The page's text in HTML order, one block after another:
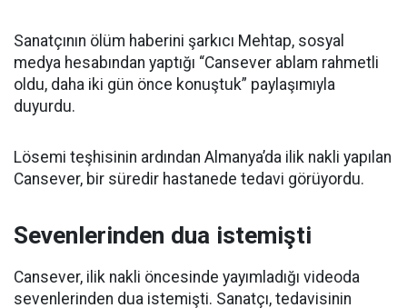
Sanatçının ölüm haberini şarkıcı Mehtap, sosyal
medya hesabından yaptığı “Cansever ablam rahmetli
oldu, daha iki gün önce konuştuk” paylaşımıyla
duyurdu.
Lösemi teşhisinin ardından Almanya’da ilik nakli yapılan
Cansever, bir süredir hastanede tedavi görüyordu.
Sevenlerinden dua istemişti
Cansever, ilik nakli öncesinde yayımladığı videoda
sevenlerinden dua istemişti. Sanatçı, tedavisinin